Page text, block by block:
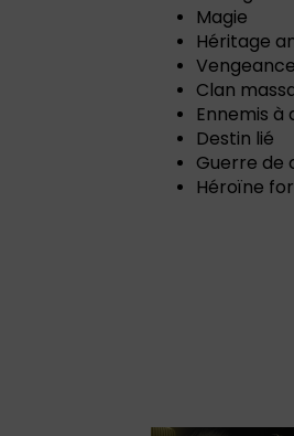
Magie
Héritage
Vengeance
Clan
Ennemis à
Destin lié
Guerre de
Héroïne